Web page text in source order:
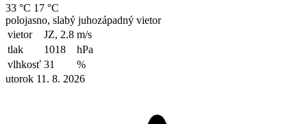
33 °C 17 °C
polojasno, slabý juhozápadný vietor
vietor
JZ, 2.8 m/s
tlak
1018
hPa
vlhkosť 31
%
utorok 11. 8. 2026